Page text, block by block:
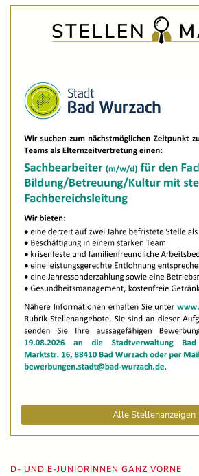
Alle Stellenanzeigen
D- UND E-JUNIORINNEN GANZ VORNE